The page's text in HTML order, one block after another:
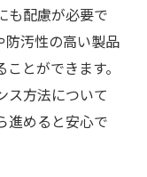
も配慮が必要で
防汚性の高い製品
とができます。
ス方法について
進めると安心で